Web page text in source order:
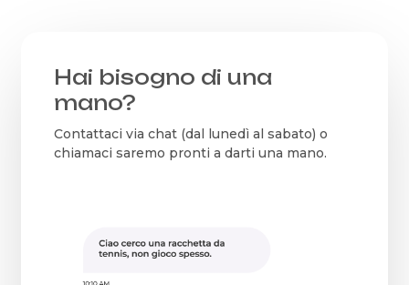
Hai bisogno di una
mano?
Contattaci via chat (dal lunedì al sabato) o
chiamaci saremo pronti a darti una mano.